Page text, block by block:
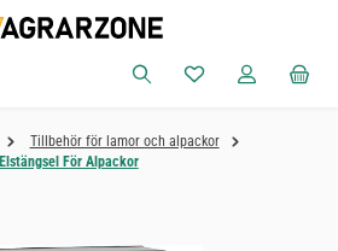
Du har 0 objekt i
Tillbehör för lamor och alpackor
Elstängsel För Alpackor